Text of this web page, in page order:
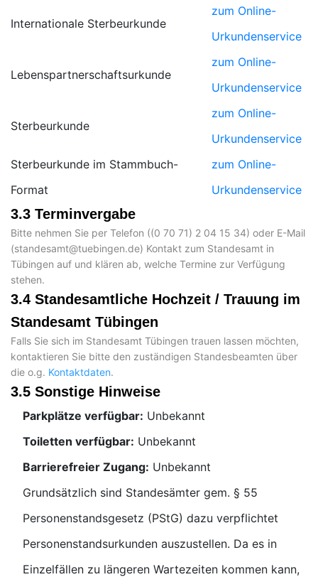
Internationale Sterbeurkunde
zum Online-
Urkundenservice
Lebenspartnerschaftsurkunde
zum Online-
Urkundenservice
Sterbeurkunde
zum Online-
Urkundenservice
Sterbeurkunde im Stammbuch-
Format
zum Online-
Urkundenservice
3.3 Terminvergabe
Bitte nehmen Sie per Telefon (
) oder E-Mail
(
) Kontakt zum Standesamt in
Tübingen auf und klären ab, welche Termine zur Verfügung
stehen.
3.4 Standesamtliche Hochzeit / Trauung im
Standesamt Tübingen
Falls Sie sich im Standesamt Tübingen trauen lassen möchten,
kontaktieren Sie bitte den zuständigen Standesbeamten über
die o.g. Kontaktdaten.
3.5 Sonstige Hinweise
Parkplätze verfügbar: Unbekannt
Toiletten verfügbar: Unbekannt
Barrierefreier Zugang: Unbekannt
Grundsätzlich sind Standesämter gem. § 55
Personenstandsgesetz (PStG) dazu verpflichtet
Personenstandsurkunden auszustellen. Da es in
Einzelfällen zu längeren Wartezeiten kommen kann,